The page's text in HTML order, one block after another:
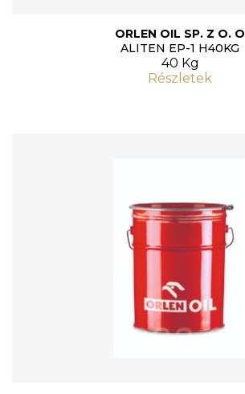
ORLEN OIL SP. Z O. O
ALITEN EP-1 H40KG
40 Kg
Részletek